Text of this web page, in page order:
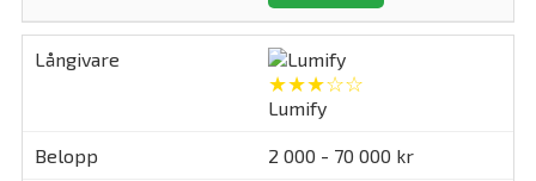
★★★☆☆
Lumify
2 000 - 70 000 kr